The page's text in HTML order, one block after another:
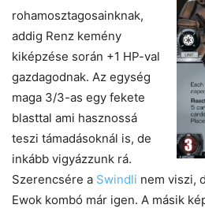
rohamosztagosainknak,
addig Renz kemény
kiképzése során +1 HP-val
gazdagodnak. Az egység
maga 3/3-as egy fekete
blasttal ami hasznossá
teszi támadásoknál is, de
inkább vigyázzunk rá.
Szerencsére a Swindli nem viszi,
Ewok kombó már igen. A másik